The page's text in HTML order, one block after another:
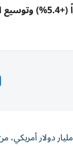
التبادل التجاري بين الصين وإفريقيا بلغ 348 مليار دولار في 2025؛
أظهرت بيانات رسمية صينية، أن حجم التبادل التجاري بين الصين وإفريقيا بلغ في عام 2025 الماضي